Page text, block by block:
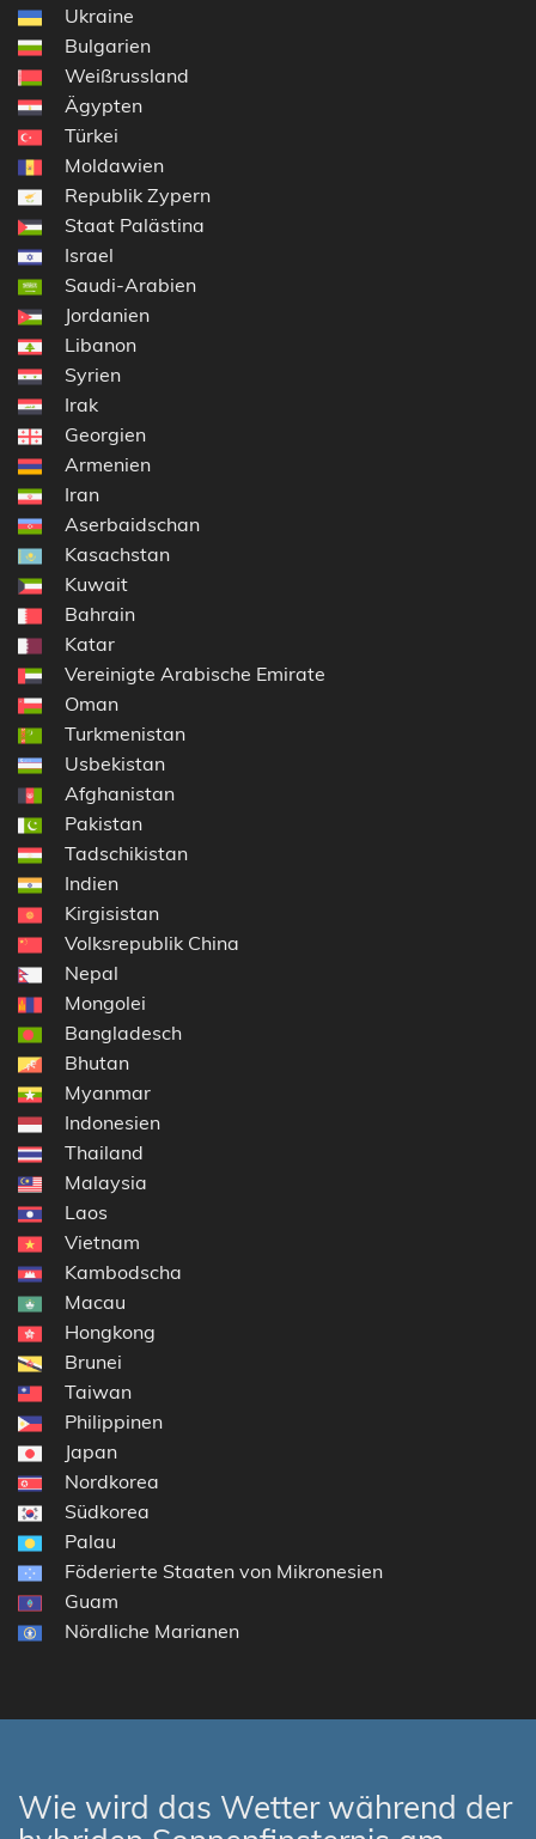
Ukraine
Bulgarien
Weißrussland
Ägypten
Türkei
Moldawien
Republik Zypern
Staat Palästina
Israel
Saudi-Arabien
Jordanien
Libanon
Syrien
Irak
Georgien
Armenien
Iran
Aserbaidschan
Kasachstan
Kuwait
Bahrain
Katar
Vereinigte Arabische Emirate
Oman
Turkmenistan
Usbekistan
Afghanistan
Pakistan
Tadschikistan
Indien
Kirgisistan
Volksrepublik China
Nepal
Mongolei
Bangladesch
Bhutan
Myanmar
Indonesien
Thailand
Malaysia
Laos
Vietnam
Kambodscha
Macau
Hongkong
Brunei
Taiwan
Philippinen
Japan
Nordkorea
Südkorea
Palau
Föderierte Staaten von Mikronesien
Guam
Nördliche Marianen
Wie wird das Wetter während der